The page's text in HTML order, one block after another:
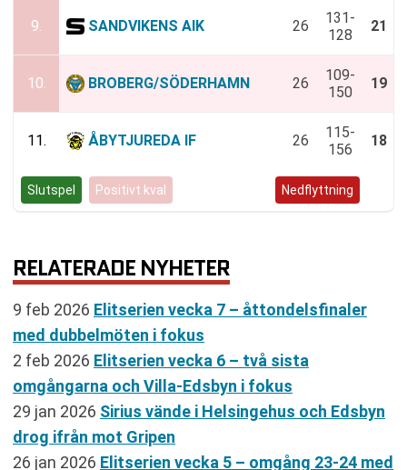
9. SANDVIKENS AIK 26
131-
128
21
10. BROBERG/SÖDERHAMN 26
109-
150
19
11. ÅBYTJUREDA IF 26
115-
156
18
Slutspel Positivt kval Nedflyttning
RELATERADE NYHETER
9 feb 2026 Elitserien vecka 7 – åttondelsfinaler
med dubbelmöten i fokus
2 feb 2026 Elitserien vecka 6 – två sista
omgångarna och Villa-Edsbyn i fokus
29 jan 2026 Sirius vände i Helsingehus och Edsbyn
drog ifrån mot Gripen
26 jan 2026 Elitserien vecka 5 – omgång 23-24 med